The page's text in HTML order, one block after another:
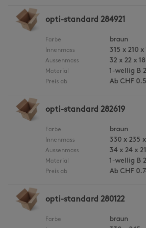
opti-standard 284921
Farbe braun
Innenmass 315 x 210 x
Aussenmass 32 x 22 x
Material 1-wellig B
Preis ab Ab CHF
opti-standard 282619
Farbe braun
Innenmass 330 x 235
Aussenmass 34 x 24 x
Material 1-wellig B
Preis ab Ab CHF
opti-standard 280122
Farbe braun